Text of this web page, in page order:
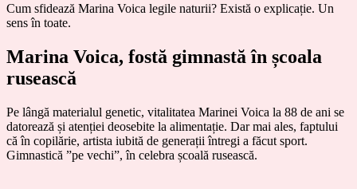
Cum sfidează Marina Voica legile naturii? Există o explicație. Un
sens în toate.
Marina Voica, fostă gimnastă în școala
rusească
Pe lângă materialul genetic, vitalitatea Marinei Voica la 88 de ani se
datorează și atenției deosebite la alimentație. Dar mai ales, faptului
că în copilărie, artista iubită de generații întregi a făcut sport.
Gimnastică ”pe vechi”, în celebra școală rusească.